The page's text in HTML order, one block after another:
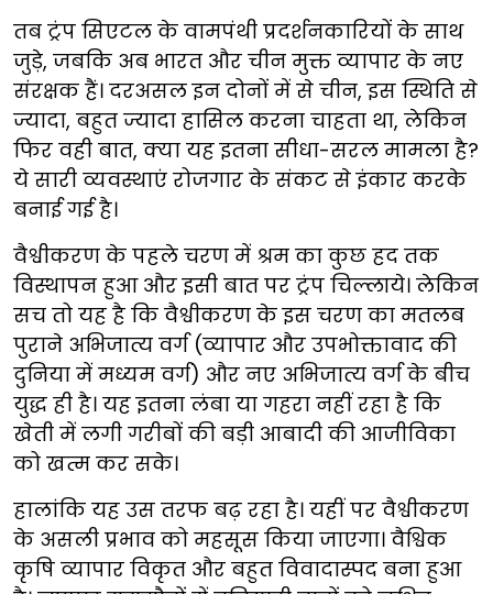
तब ट्रंप सिएटल के वामपंथी प्रदर्शनकारियों के साथ
जुड़े, जबकि अब भारत और चीन मुक्त व्यापार के नए
संरक्षक हैं। दरअसल इन दोनों में से चीन, इस स्थिति से
ज्यादा, बहुत ज्यादा हासिल करना चाहता था, लेकिन
फिर वही बात, क्या यह इतना सीधा-सरल मामला है?
ये सारी व्यवस्थाएं रोजगार के संकट से इंकार करके
बनाई गई है।
वैश्वीकरण के पहले चरण में श्रम का कुछ हद तक
विस्थापन हुआ और इसी बात पर ट्रंप चिल्लाये। लेकिन
सच तो यह है कि वैश्वीकरण के इस चरण का मतलब
पुराने अभिजात्य वर्ग (व्यापार और उपभोक्तावाद की
दुनिया में मध्यम वर्ग) और नए अभिजात्य वर्ग के बीच
युद्ध ही है। यह इतना लंबा या गहरा नहीं रहा है कि
खेती में लगी गरीबों की बड़ी आबादी की आजीविका
को खत्म कर सके।
हालांकि यह उस तरफ बढ़ रहा है। यहीं पर वैश्वीकरण
के असली प्रभाव को महसूस किया जाएगा। वैश्विक
कृषि व्यापार विकृत और बहुत विवादास्पद बना हुआ